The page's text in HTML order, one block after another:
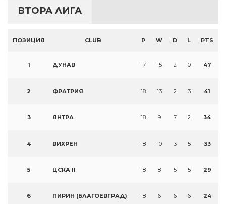
ВТОРА ЛИГА
ПОЗИЦИЯ CLUB P W D L PTS
1 ДУНАВ 17 15 2 0 47
2 ФРАТРИЯ 18 13 2 3 41
3 ЯНТРА 18 9 7 2 34
4 ВИХРЕН 18 10 3 5 33
5 ЦСКА II 18 8 5 5 29
6 ПИРИН (БЛАГОЕВГРАД) 18 6 6 6 24